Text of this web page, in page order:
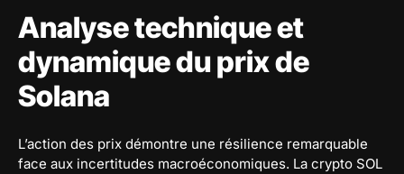
Analyse technique et
dynamique du prix de
Solana
L’action des prix démontre une résilience remarquable
face aux incertitudes macroéconomiques. La crypto SOL